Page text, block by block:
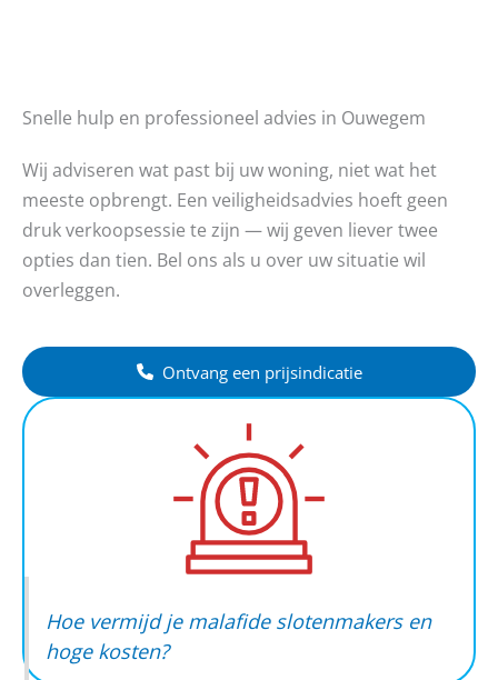
Snelle hulp en professioneel advies in Ouwegem
Wij adviseren wat past bij uw woning, niet wat het
meeste opbrengt. Een veiligheidsadvies hoeft geen
druk verkoopsessie te zijn — wij geven liever twee
opties dan tien. Bel ons als u over uw situatie wil
overleggen.
Ontvang een prijsindicatie
Hoe vermijd je malafide slotenmakers en
hoge kosten?